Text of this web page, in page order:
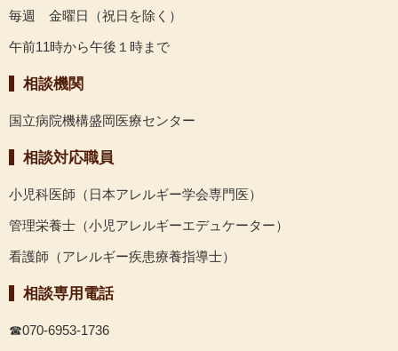
毎週 金曜日（祝日を除く）
午前11時から午後１時まで
相談機関
国立病院機構盛岡医療センター
相談対応職員
小児科医師（日本アレルギー学会専門医）
管理栄養士（小児アレルギーエデュケーター）
看護師（アレルギー疾患療養指導士）
相談専用電話
☎070-6953-1736